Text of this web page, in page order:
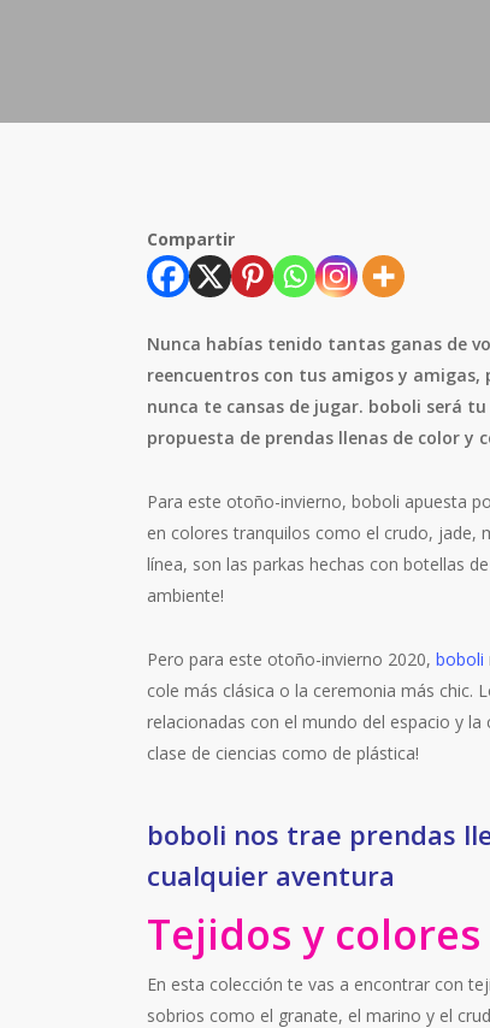
Compartir
Nunca habías tenido tantas ganas de
reencuentros con tus amigos y
nunca te cansas de jugar. boboli será
propuesta de prendas llenas de color y
Para este otoño-invierno, boboli apuesta
en colores tranquilos como el crudo, jade,
línea, son las parkas hechas con botellas
ambiente!
Pero para este otoño-invierno 2020, boboli
cole más clásica o la ceremonia más chic.
relacionadas con el mundo del espacio y
clase de ciencias como de plástica!
boboli nos trae prendas
cualquier aventura
Tejidos y colores
En esta colección te vas a encontrar con
sobrios como el granate, el marino y el